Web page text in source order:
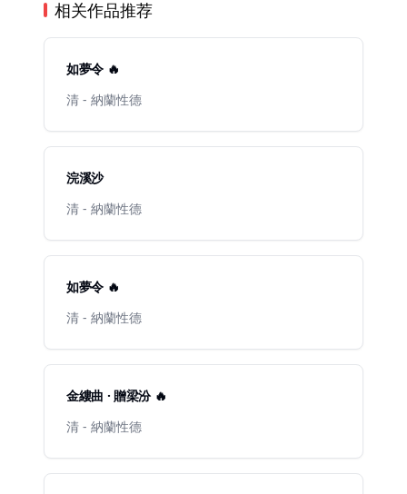
相关作品推荐
如夢令 🔥
清 - 納蘭性德
浣溪沙
清 - 納蘭性德
如夢令 🔥
清 - 納蘭性德
金縷曲 · 贈梁汾 🔥
清 - 納蘭性德